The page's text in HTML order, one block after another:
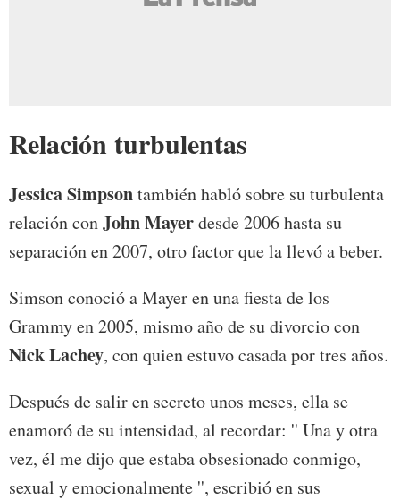
Relación turbulentas
Jessica Simpsontambién habló sobre su turbulenta
relación conJohn Mayerdesde 2006 hasta su
separación en 2007, otro factor que la llevó a beber.
Simson conoció a Mayer en una fiesta de los
Grammy en 2005, mismo año de su divorcio con
Nick Lachey, con quien estuvo casada por tres años.
Después de salir en secreto unos meses, ella se
enamoró de su intensidad, al recordar: '' Una y otra
vez, él me dijo que estaba obsesionado conmigo,
sexual y emocionalmente '', escribió en sus